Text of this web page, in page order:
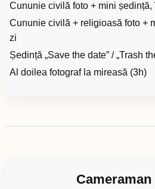
Cununie civilă foto + mini ședință,
Cununie civilă + religioasă foto +
zi
Ședință „Save the date” / „Trash
Al doilea fotograf la mireasă (3h)
Cameraman